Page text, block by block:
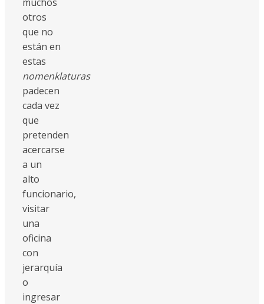
otros
que no
están en
estas
nomenklaturas
padecen
cada vez
que
pretenden
acercarse
a un
alto
funcionario,
visitar
una
oficina
con
jerarquía
o
ingresar